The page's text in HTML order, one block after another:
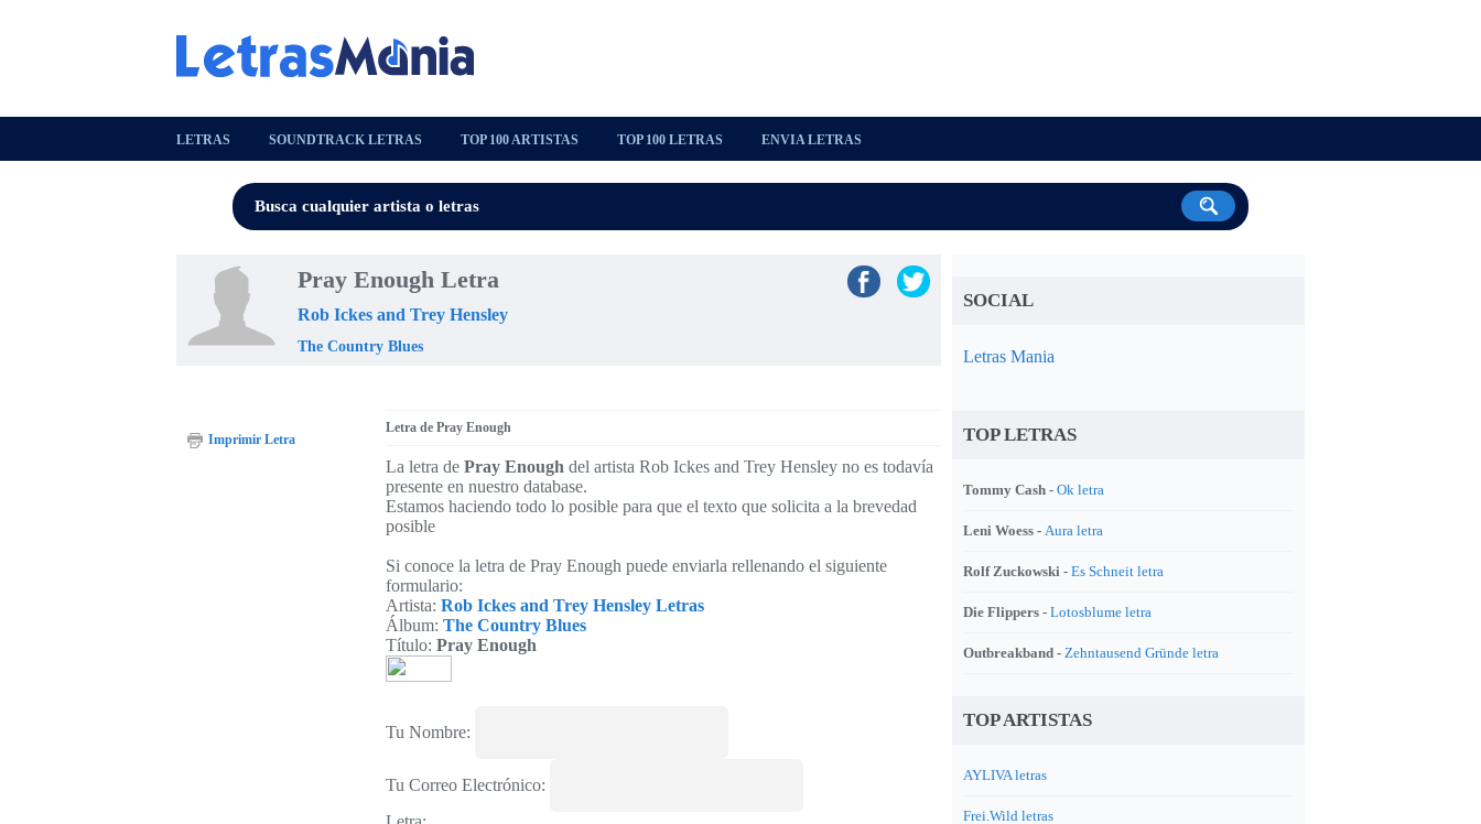
LETRAS SOUNDTRACK LETRAS TOP 100 ARTISTAS TOP 100 LETRAS ENVIA LETRAS
Pray Enough Letra
Rob Ickes and Trey Hensley
The Country Blues
Letra de Pray Enough
La letra de Pray Enough del artista Rob Ickes and Trey Hensley no es todavía
presente en nuestro database.
Estamos haciendo todo lo posible para que el texto que solicita a la brevedad
posible
Si conoce la letra de Pray Enough puede enviarla rellenando el siguiente
formulario:
Artista: Rob Ickes and Trey Hensley Letras
Álbum: The Country Blues
Título: Pray Enough
Tu Nombre:
Tu Correo Electrónico:
Imprimir Letra
SOCIAL
Letras Mania
TOP LETRAS
Tommy Cash - Ok letra
Leni Woess - Aura letra
Rolf Zuckowski - Es Schneit letra
Die Flippers - Lotosblume letra
Outbreakband - Zehntausend Gründe letra
TOP ARTISTAS
AYLIVA letras
Frei.Wild letras